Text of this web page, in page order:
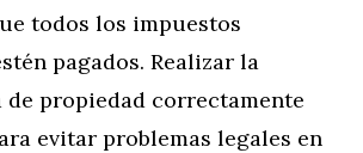
todos los impuestos
pagados. Realizar la
propiedad correctamente
evitar problemas legales en